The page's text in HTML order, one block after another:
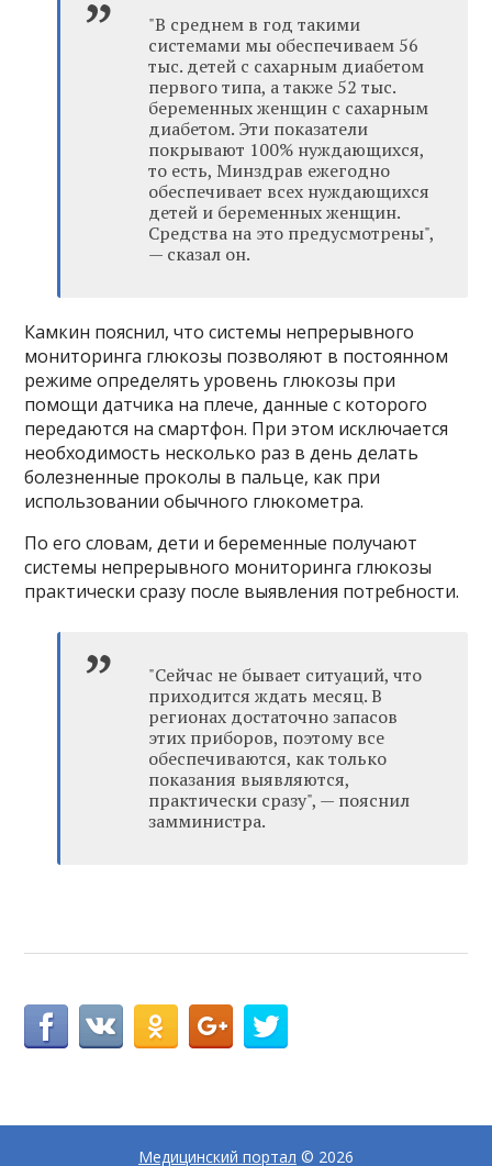
"В среднем в год такими
системами мы обеспечиваем 56
тыс. детей с сахарным диабетом
первого типа, а также 52 тыс.
беременных женщин с сахарным
диабетом. Эти показатели
покрывают 100% нуждающихся,
то есть, Минздрав ежегодно
обеспечивает всех нуждающихся
детей и беременных женщин.
Средства на это предусмотрены",
— сказал он.
Камкин пояснил, что системы непрерывного
мониторинга глюкозы позволяют в постоянном
режиме определять уровень глюкозы при
помощи датчика на плече, данные с которого
передаются на смартфон. При этом исключается
необходимость несколько раз в день делать
болезненные проколы в пальце, как при
использовании обычного глюкометра.
По его словам, дети и беременные получают
системы непрерывного мониторинга глюкозы
практически сразу после выявления потребности.
"Сейчас не бывает ситуаций, что
приходится ждать месяц. В
регионах достаточно запасов
этих приборов, поэтому все
обеспечиваются, как только
показания выявляются,
практически сразу", — пояснил
замминистра.
Медицинский портал © 2026